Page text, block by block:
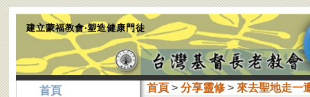
建立蒙福教會‧塑造健康門徒
首頁> 分享靈修> 來去聖地走一
首頁